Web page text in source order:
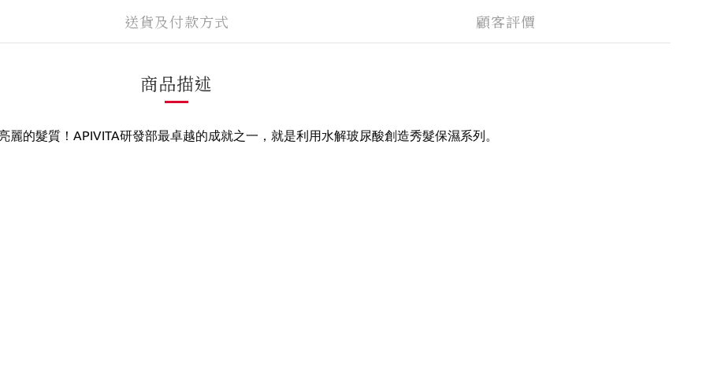
送貨及付款方式 顧客評價
商品描述
的髮質！APIVITA研發部最卓越的成就之一，就是利用水解玻尿酸創造秀髮保濕系列。